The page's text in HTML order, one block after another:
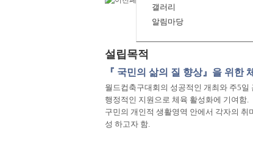
갤러리
알림마당
설립목적
『 국민의 삶의 질 향상』을 위한
월드컵축구대회의 성공적인 개최와 주5
행정적인 지원으로 체육 활성화에 기여함.
구민의 개인적 생활영역 안에서 각자의
성 하고자 함.